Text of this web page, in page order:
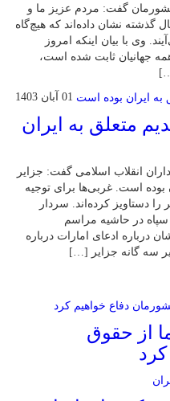
گفت: مردم عزیز ما و
جمهوری اسلامی در ۴۵ سال گذشته نشان داده‌اند که هیچ‌گاه
وی با بیان اینکه امروز
جهانیان ثابت شده است،
01 آبان 1403
متعلق به ایران
انقلاب اسلامی گفت: جزایر
بوده است. غربی‌ها برای توجیه
دستاویز کرده‌اند. سردار
سپاه در حاشیه مراسم
درباره ادعای امارات درباره
سه گانه جزایر […]
از حقوق